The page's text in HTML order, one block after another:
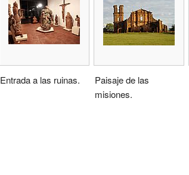
Entrada a las ruinas.
Paisaje de las
misiones.